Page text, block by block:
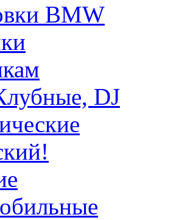
BMW
DJ